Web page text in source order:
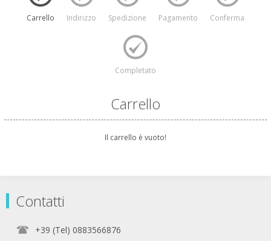
Carrello Indirizzo Spedizione Pagamento Conferma
Completato
Carrello
Il carrello è vuoto!
Contatti
+39 (Tel) 0883566876